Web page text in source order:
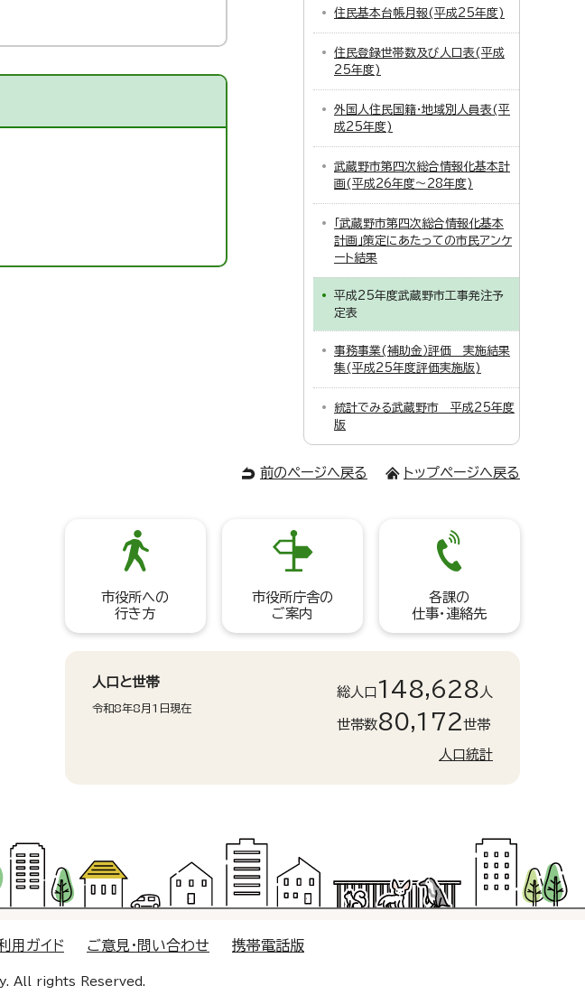
住民基本台帳月報(平成25年度)
住民登録世帯数及び人口表(平成
25年度)
外国人住民国籍・地域別人員表(平
成25年度)
武蔵野市第四次総合情報化基本計
画(平成26年度～28年度)
「武蔵野市第四次総合情報化基本
計画」策定にあたっての市民アンケ
ート結果
平成25年度武蔵野市工事発注予
定表
事務事業(補助金）評価 実施結果
集(平成25年度評価実施版)
統計でみる武蔵野市 平成25年度
版
前のページへ戻る トップページへ戻る
市役所への
行き方
市役所庁舎の
ご案内
各課の
仕事・連絡先
人口と世帯
令和8年8月1日現在
総人口 148,628 人
世帯数80,172世帯
人口統計
用ガイド ご意見・問い合わせ 携帯電話版
All rights Reserved.